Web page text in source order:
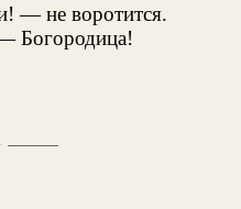
— не воротится.
Богородица!